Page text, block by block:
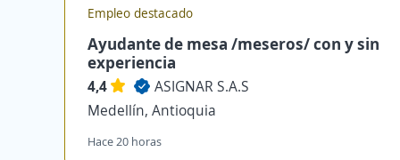
Empleo destacado
Ayudante de mesa /meseros/ con y sin
experiencia
4,4
ASIGNAR S.A.S
Medellín, Antioquia
Hace 20 horas